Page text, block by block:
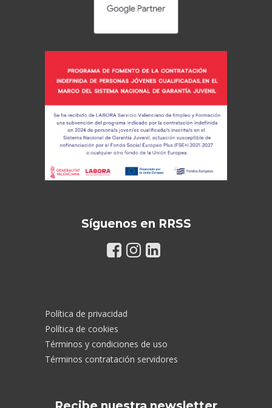
Síguenos en RRSS
Política de privacidad
Política de cookies
Términos y condiciones de uso
Términos contratación servidores